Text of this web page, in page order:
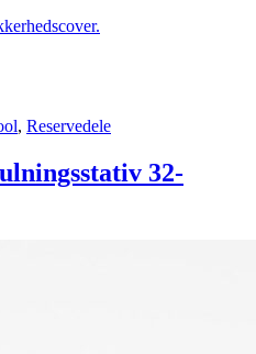
, Reservedele
32-